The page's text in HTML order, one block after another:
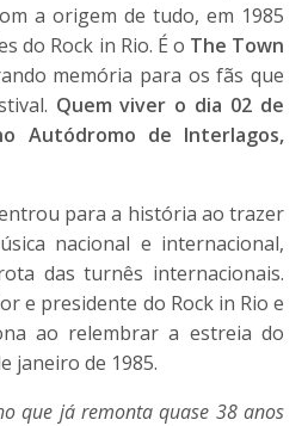
a origem de tudo, em 1985
do Rock in Rio. É o The Town
memória para os fãs que
Quem viver o dia 02 de
Autódromo de Interlagos,
para a história ao trazer
nacional e internacional,
das turnês internacionais.
e presidente do Rock in Rio e
ao relembrar a estreia do
janeiro de 1985.
que já remonta quase 38 anos